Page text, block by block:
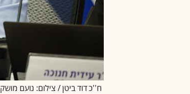
ח''כ דוד ביטן / צילום: נועם